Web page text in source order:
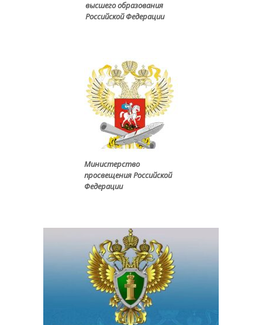
высшего образования
Российской Федерации
Министерство
просвещения Российской
Федерации